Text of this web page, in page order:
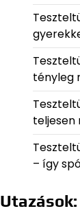
tényleg
teljesen
– így
Utazások: